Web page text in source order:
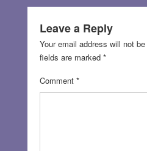
Leave a Reply
Your email address will not
fields are marked *
Comment *